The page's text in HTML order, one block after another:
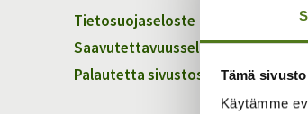
Tämä
Käytämme
Tietosuojaseloste
Saavutettavuusseloste
Palautetta sivustosta